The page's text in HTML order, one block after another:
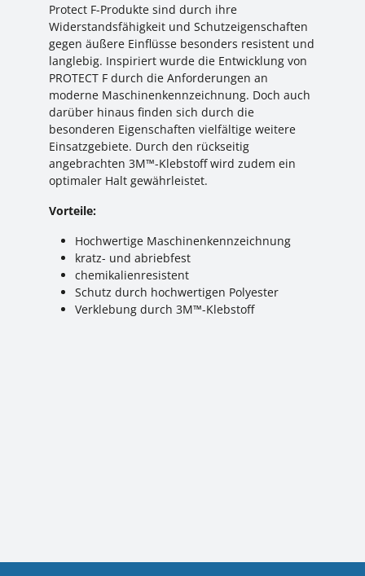
Protect F-Produkte sind durch ihre
Widerstandsfähigkeit und Schutzeigenschaften
gegen äußere Einflüsse besonders resistent und
langlebig. Inspiriert wurde die Entwicklung von
PROTECT F durch die Anforderungen an
moderne Maschinenkennzeichnung. Doch auch
darüber hinaus finden sich durch die
besonderen Eigenschaften vielfältige weitere
Einsatzgebiete. Durch den rückseitig
angebrachten 3M™-Klebstoff wird zudem ein
optimaler Halt gewährleistet.
Vorteile:
Hochwertige Maschinenkennzeichnung
kratz- und abriebfest
chemikalienresistent
Schutz durch hochwertigen Polyester
Verklebung durch 3M™-Klebstoff